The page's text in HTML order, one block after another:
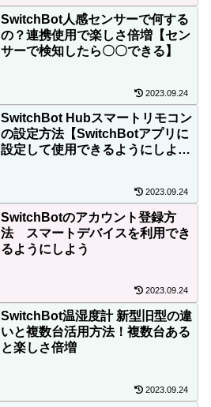
SwitchBot人感センサーで何する
の？連携使用で楽しさ倍増【セン
サーで検知したら〇〇できる】
2023.09.24
SwitchBot Hubスマートリモコン
の設定方法【SwitchBotアプリに
設定して使用できるようにしよ
2023.09.24
SwitchBotのアカウント登録方
法 スマートデバイスを利用でき
るようにしよう
2023.09.24
SwitchBot温湿度計 新型旧型の違
いと複数台活用方法！複数台ある
と楽しさ倍増
2023.09.24